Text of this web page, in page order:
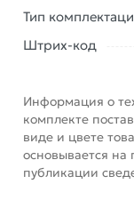
купленного
Тип
Штрих-код
Информация о
комплекте
виде и цвете
основывается на
публикации